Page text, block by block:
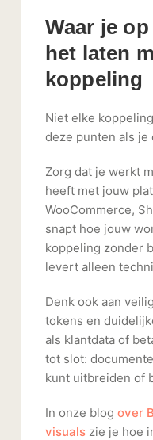
Waar je
het laten
koppeling
Niet elke
deze punten als je
Zorg dat je werkt
heeft met jouw
WooCommerce,
snapt hoe jouw
koppeling zonder
levert alleen
Denk ook aan
tokens en
als klantdata of
tot slot:
kunt uitbreiden of
In onze blog over
visualszie je hoe